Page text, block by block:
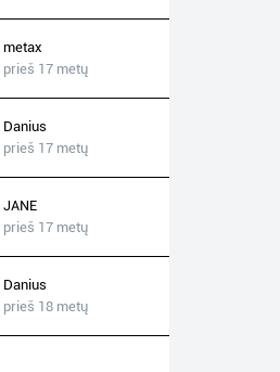
metax
prieš 17 metų
Danius
prieš 17 metų
JANE
prieš 17 metų
Danius
prieš 18 metų